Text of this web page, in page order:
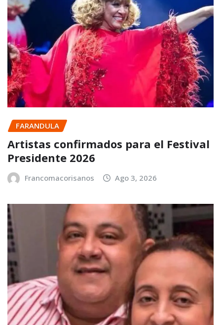
FARANDULA
Artistas confirmados para el Festival
Presidente 2026
Francomacorisanos Ago 3, 2026